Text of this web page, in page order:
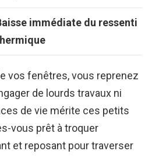
immédiate du ressenti
vos fenêtres, vous reprenez
de lourds travaux ni
de vie mérite ces petits
vous prêt à troquer
et reposant pour traverser